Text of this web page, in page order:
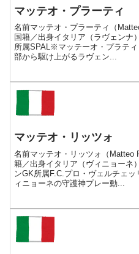
マッテオ・プラーティ
名前マッテオ・プラーティ（
国籍／出身イタリア（ラヴェンナ
所属SPAL※マッテーオ・プラテ
部から駆け上がるラヴェン...
マッテオ・リッツォ
名前マッテオ・リッツォ（Matteo
籍／出身イタリア（ヴィニョーネ
ンGK所属F.C.プロ・ヴェルチェ
ィニョーネの守護神プレー動...